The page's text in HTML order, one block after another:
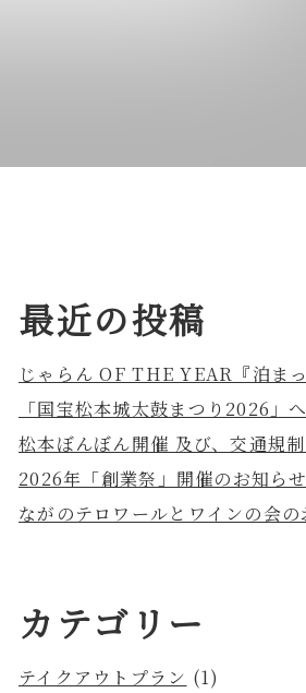
最近の投稿
2026年「創業祭」開催のお知らせ
カテゴリー
テイクアウトプラン (1)